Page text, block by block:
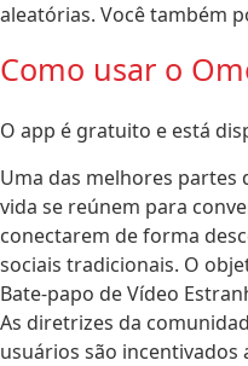
aleatórias. Você também
Como usar o
O app é gratuito e está
Uma das melhores partes
vida se reúnem para
conectarem de forma
sociais tradicionais. O
Bate-papo de Vídeo
As diretrizes da
usuários são